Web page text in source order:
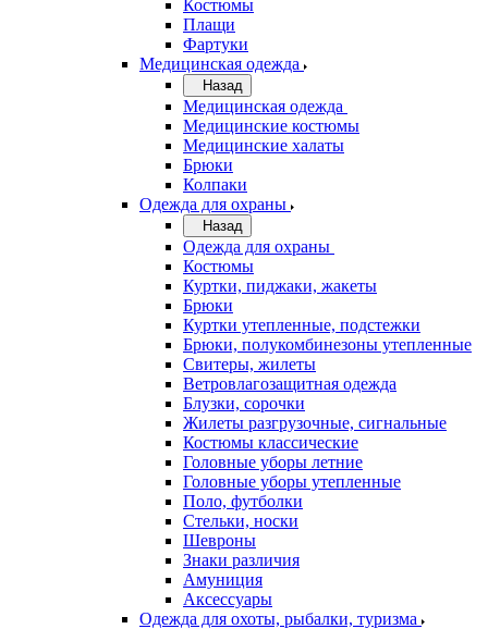
Костюмы
Плащи
Фартуки
Медицинская одежда
Назад
Медицинская одежда
Медицинские костюмы
Медицинские халаты
Брюки
Колпаки
Одежда для охраны
Назад
Одежда для охраны
Костюмы
Куртки, пиджаки, жакеты
Брюки
Куртки утепленные, подстежки
Брюки, полукомбинезоны утепленные
Свитеры, жилеты
Ветровлагозащитная одежда
Блузки, сорочки
Жилеты разгрузочные, сигнальные
Костюмы классические
Головные уборы летние
Головные уборы утепленные
Поло, футболки
Стельки, носки
Шевроны
Знаки различия
Амуниция
Аксессуары
Одежда для охоты, рыбалки, туризма